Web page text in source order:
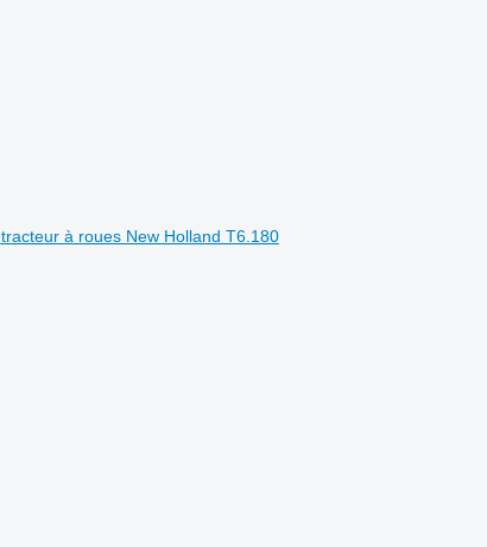
tracteur à roues New Holland T6.180